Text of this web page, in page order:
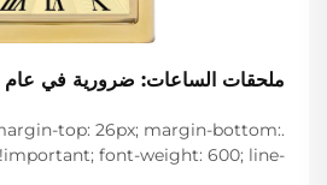
ملحقات الساعات: ضرورية في عام 2025
top: 26px; margin-bottom:
!important; font-weight: 600; line-